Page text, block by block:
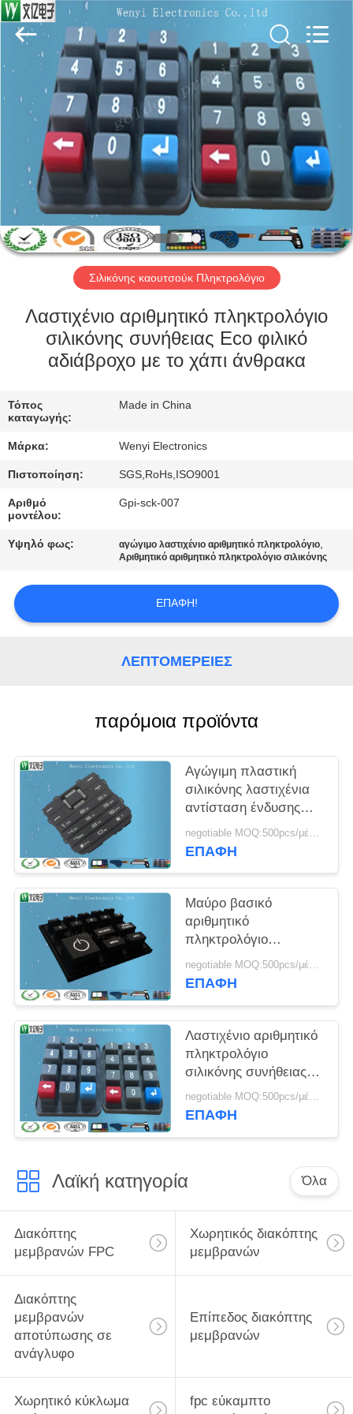
ΣΠΊΤΙ
ΠΡΟΪΌΝΤΑ
ΠΕΡΊΠΟΥ
ΕΜΕΊΣ
ΓΎΡΟΣ
ΕΡΓΟΣΤΑΣΊΩΝ
ΠΟΙΟΤΙΚΌΣ
ΈΛΕΓΧΟΣ
ΜΑΣ
ΕΛΆΤΕ
ΕΠΑΦΉ
ΜΕ
ΈΝΑ
ΑΠΌΣΠΑΣΜΑ
PRIVACY
Jinyuanhang
Electronic
Technology
Co.,
Reserved.
Σιλικόνης καουτσούκ Πληκτρολόγιο
Λαστιχένιο αριθμητικό πληκτρολόγιο
σιλικόνης συνήθειας Eco φιλικό
αδιάβροχο με το χάπι άνθρακα
Τόπος
καταγωγής:
Made in China
Μάρκα: Wenyi Electronics
Πιστοποίηση: SGS,RoHs,ISO9001
Αριθμό
μοντέλου:
Gpi-sck-007
Υψηλό φως: αγώγιμο λαστιχένιο αριθμητικό πληκτρολόγιο,
Αριθμητικό αριθμητικό πληκτρολόγιο σιλικόνης
ΕΠΑΦΉ!
ΛΕΠΤΟΜΈΡΕΙΕΣ
παρόμοια προϊόντα
Αγώγιμη πλαστική
σιλικόνης λαστιχένια
αντίσταση ένδυσης
μαξιλαριών διακοπτών
μεμβρανών
επαγγελματική
negotiable MOQ:500pcs/μέρος
ΕΠΑΦΉ
Μαύρο βασικό
αριθμητικό
πληκτρολόγιο
σιλικόνης συνήθειας/
άσπρο αριθμητικό
οθόνης μεταξιού
αγώγιμο λαστιχένιο
negotiable MOQ:500pcs/μέρος
ΕΠΑΦΉ
Λαστιχένιο αριθμητικό
πληκτρολόγιο
σιλικόνης συνήθειας
Eco φιλικό αδιάβροχο
με το χάπι άνθρακα
negotiable MOQ:500pcs/μέρος
ΕΠΑΦΉ
Λαϊκή κατηγορία Όλα
Διακόπτης
μεμβρανών FPC
Χωρητικός διακόπτης
μεμβρανών
Διακόπτης
μεμβρανών
αποτύπωσης σε
ανάγλυφο
Επίπεδος διακόπτης
μεμβρανών
Χωρητικό κύκλωμα
fpc εύκαμπτο